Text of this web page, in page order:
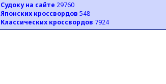
Судоку на сайте 29760
Японских кроссвордов 548
Классических кроссвордов 7924